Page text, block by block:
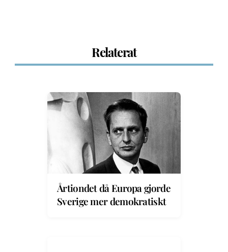
Relaterat
Årtiondet då Europa gjorde
Sverige mer demokratiskt